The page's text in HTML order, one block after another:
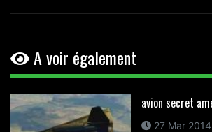
A voir également
avion secret
27 Mar